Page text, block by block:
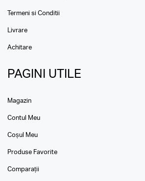
Termeni si Conditii
Livrare
Achitare
PAGINI UTILE
Magazin
Contul Meu
Coșul Meu
Produse Favorite
Comparații